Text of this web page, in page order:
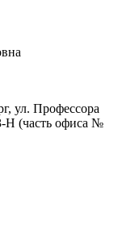
ул. Профессора
Н (часть офиса №